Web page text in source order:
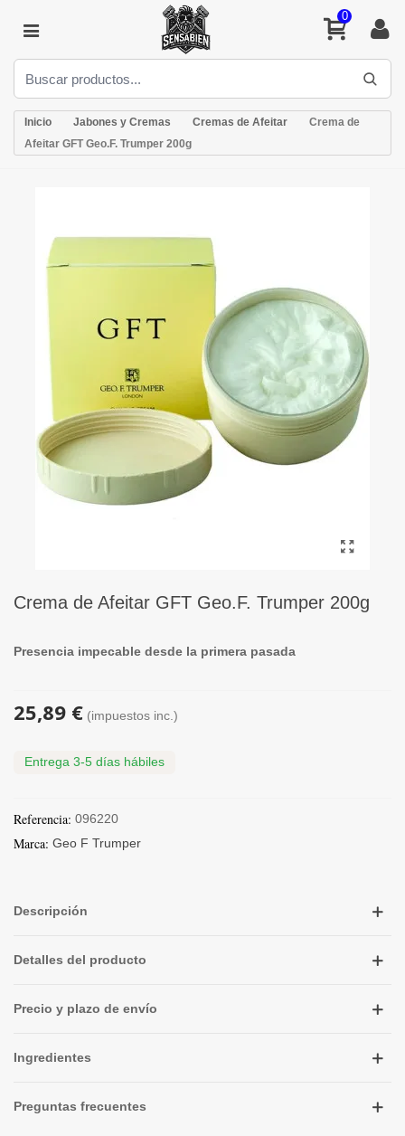
0
Inicio Jabones y Cremas Cremas de Afeitar
Crema de
Afeitar GFT Geo.F. Trumper 200g
Crema de Afeitar GFT Geo.F. Trumper 200g
Presencia impecable desde la primera pasada
25,89 € (impuestos inc.)
Entrega 3-5 días hábiles
Referencia: 096220
Marca: Geo F Trumper
Descripción
Detalles del producto
Precio y plazo de envío
Ingredientes
Preguntas frecuentes